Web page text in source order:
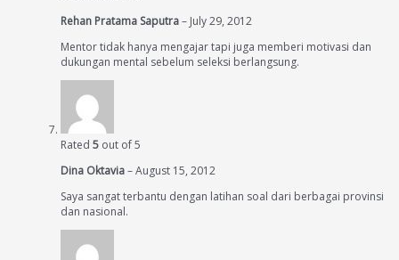
Rehan Pratama Saputra– July 29, 2012
Mentor tidak hanya mengajar tapi juga memberi motivasi dan
dukungan mental sebelum seleksi berlangsung.
Rated 5 out of 5
Dina Oktavia–August 15, 2012
Saya sangat terbantu dengan latihan soal dari berbagai provinsi
dan nasional.